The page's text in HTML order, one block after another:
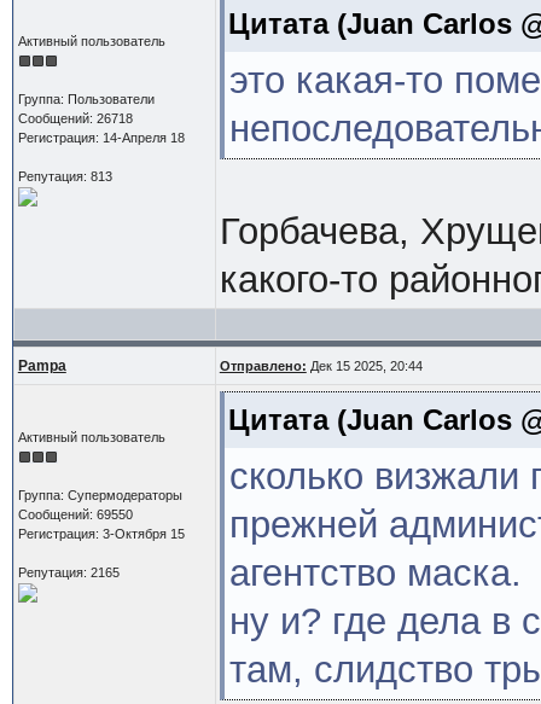
Активный пользователь
Группа: Пользователи
Сообщений: 26718
Регистрация: 14-Апреля 18
Репутация: 813
Цитата(Juan Carlos
это какая-то
Горбачева,
какого-то
Pampa Отправлено: Дек 15 2025, 20:44
Активный пользователь
Группа: Супермодераторы
Сообщений: 69550
Регистрация: 3-Октября 15
Репутация: 2165
Цитата(Juan Carlos
сколько
прежней
агентство маска.
ну и? где дела в
там, слидство